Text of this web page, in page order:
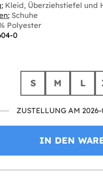
Kleid, Überziehstiefel und
Schuhe
Polyester
0
S M L
ZUSTELLUNG AM
IN DEN